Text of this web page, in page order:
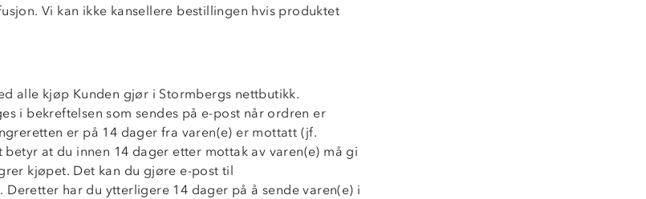
Vi kan ikke kansellere bestillingen hvis produktet
alle kjøp Kunden gjør i Stormbergs nettbutikk.
i bekreftelsen som sendes på e-post når ordren er
er på 14 dager fra varen(e) er mottatt (jf.
at du innen 14 dager etter mottak av varen(e) må gi
kjøpet. Det kan du gjøre e-post til
Deretter har du ytterligere 14 dager på å sende varen(e) i